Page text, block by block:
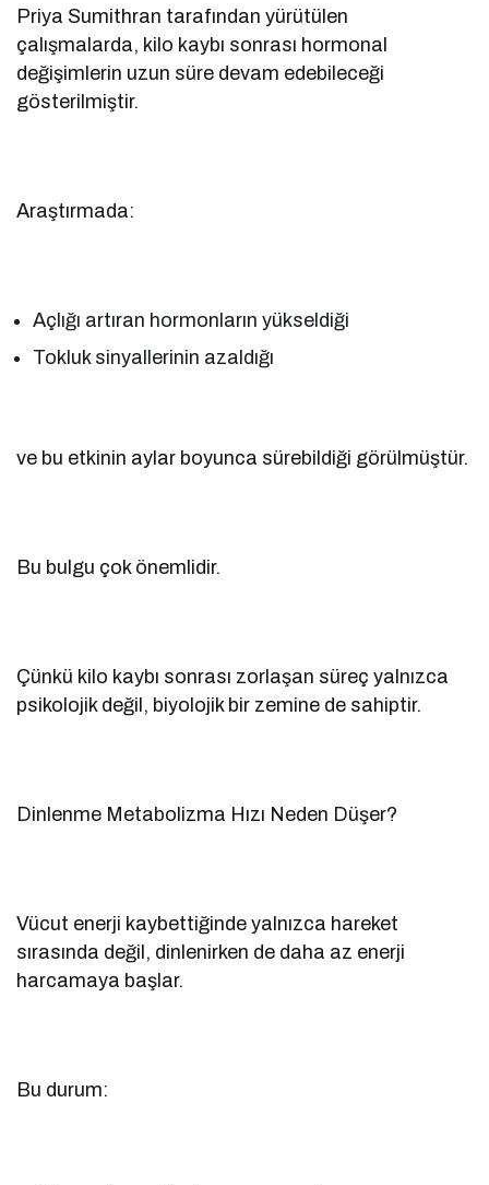
Priya Sumithran tarafından yürütülen
çalışmalarda, kilo kaybı sonrası hormonal
değişimlerin uzun süre devam edebileceği
gösterilmiştir.
Araştırmada:
Açlığı artıran hormonların yükseldiği
Tokluk sinyallerinin azaldığı
ve bu etkinin aylar boyunca sürebildiği görülmüştür.
Bu bulgu çok önemlidir.
Çünkü kilo kaybı sonrası zorlaşan süreç yalnızca
psikolojik değil, biyolojik bir zemine de sahiptir.
Dinlenme Metabolizma Hızı Neden Düşer?
Vücut enerji kaybettiğinde yalnızca hareket
sırasında değil, dinlenirken de daha az enerji
harcamaya başlar.
Bu durum: